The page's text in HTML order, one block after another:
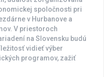
spoločnosti pri
v Hurbanove a
V priestoroch
na Slovensku budú
vidieť výber
programov, zažiť